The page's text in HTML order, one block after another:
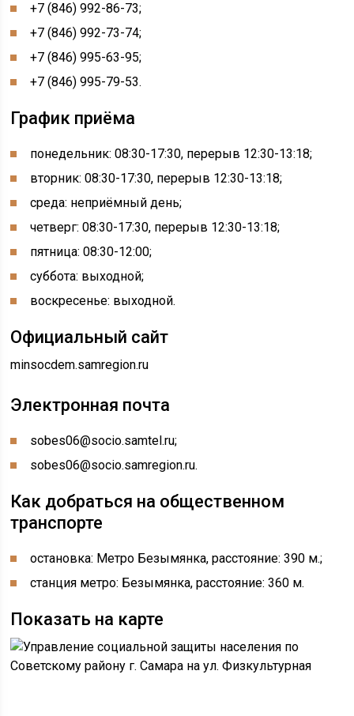
+7 (846) 992-86-73;
+7 (846) 992-73-74;
+7 (846) 995-63-95;
+7 (846) 995-79-53.
График приёма
понедельник: 08:30-17:30, перерыв 12:30-13:18;
вторник: 08:30-17:30, перерыв 12:30-13:18;
среда: неприёмный день;
четверг: 08:30-17:30, перерыв 12:30-13:18;
пятница: 08:30-12:00;
суббота: выходной;
воскресенье: выходной.
Официальный сайт
minsocdem.samregion.ru
Электронная почта
sobes06@socio.samtel.ru;
sobes06@socio.samregion.ru.
Как добраться на общественном
транспорте
остановка: Метро Безымянка, расстояние: 390 м.;
станция метро: Безымянка, расстояние: 360 м.
Показать на карте